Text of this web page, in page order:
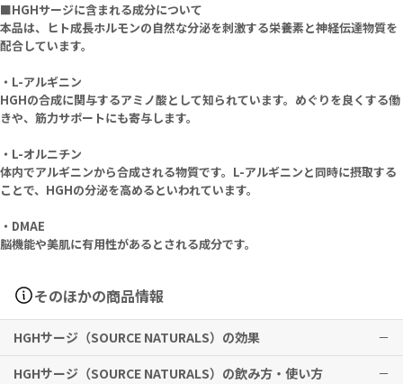
■HGHサージに含まれる成分について
本品は、ヒト成長ホルモンの自然な分泌を刺激する栄養素と神経伝達物質を
配合しています。
・L-アルギニン
HGHの合成に関与するアミノ酸として知られています。めぐりを良くする働
きや、筋力サポートにも寄与します。
・L-オルニチン
体内でアルギニンから合成される物質です。L-アルギニンと同時に摂取する
ことで、HGHの分泌を高めるといわれています。
・DMAE
脳機能や美肌に有用性があるとされる成分です。
そのほかの商品情報
HGHサージ（SOURCE NATURALS）の効果
ヒト成長ホルモン（HGH）の生成サポート
HGHサージ（SOURCE NATURALS）の飲み方・使い方